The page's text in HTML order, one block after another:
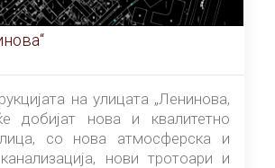
на улицата „Ленинова,
добијат нова и квалитетно
со нова атмосферска и
нови тротоари и